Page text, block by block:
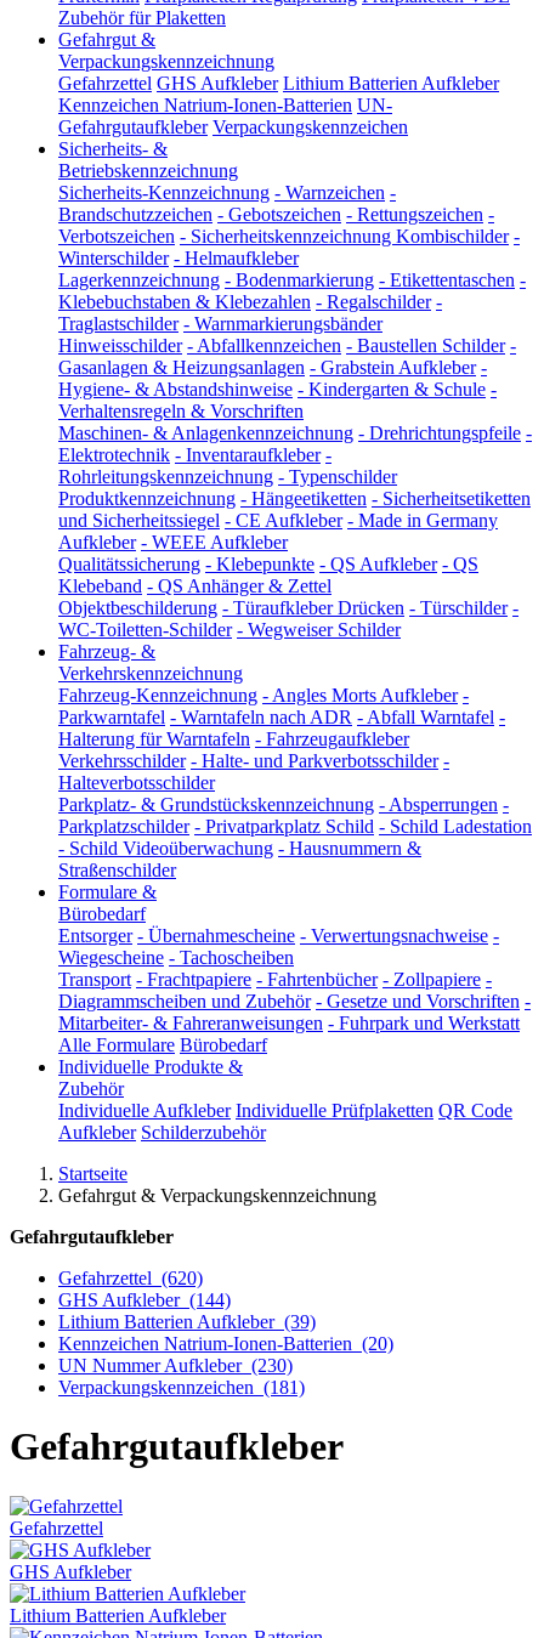
Zubehör für Plaketten
Gefahrgut &
Verpackungskennzeichnung
Gefahrzettel GHS Aufkleber Lithium Batterien Aufkleber
Kennzeichen Natrium-Ionen-Batterien UN-
Gefahrgutaufkleber Verpackungskennzeichen
Sicherheits- &
Betriebskennzeichnung
Sicherheits-Kennzeichnung - Warnzeichen -
Brandschutzzeichen - Gebotszeichen - Rettungszeichen -
Verbotszeichen - Sicherheitskennzeichnung Kombischilder -
Winterschilder - Helmaufkleber
Lagerkennzeichnung - Bodenmarkierung - Etikettentaschen -
Klebebuchstaben & Klebezahlen - Regalschilder -
Traglastschilder - Warnmarkierungsbänder
Hinweisschilder - Abfallkennzeichen - Baustellen Schilder -
Gasanlagen & Heizungsanlagen - Grabstein Aufkleber -
Hygiene- & Abstandshinweise - Kindergarten & Schule -
Verhaltensregeln & Vorschriften
Maschinen- & Anlagenkennzeichnung - Drehrichtungspfeile -
Elektrotechnik - Inventaraufkleber -
Rohrleitungskennzeichnung - Typenschilder
Produktkennzeichnung - Hängeetiketten - Sicherheitsetiketten
und Sicherheitssiegel - CE Aufkleber - Made in Germany
Aufkleber - WEEE Aufkleber
Qualitätssicherung - Klebepunkte - QS Aufkleber - QS
Klebeband - QS Anhänger & Zettel
Objektbeschilderung - Türaufkleber Drücken - Türschilder -
WC-Toiletten-Schilder - Wegweiser Schilder
Fahrzeug- &
Verkehrskennzeichnung
Fahrzeug-Kennzeichnung - Angles Morts Aufkleber -
Parkwarntafel - Warntafeln nach ADR - Abfall Warntafel -
Halterung für Warntafeln - Fahrzeugaufkleber
Verkehrsschilder - Halte- und Parkverbotsschilder -
Halteverbotsschilder
Parkplatz- & Grundstückskennzeichnung - Absperrungen -
Parkplatzschilder - Privatparkplatz Schild - Schild Ladestation
- Schild Videoüberwachung - Hausnummern &
Straßenschilder
Formulare &
Bürobedarf
Entsorger - Übernahmescheine - Verwertungsnachweise -
Wiegescheine - Tachoscheiben
Transport - Frachtpapiere - Fahrtenbücher - Zollpapiere -
Diagrammscheiben und Zubehör - Gesetze und Vorschriften -
Mitarbeiter- & Fahreranweisungen - Fuhrpark und Werkstatt
Alle Formulare Bürobedarf
Individuelle Produkte &
Zubehör
Individuelle Aufkleber Individuelle Prüfplaketten QR Code
Aufkleber Schilderzubehör
Startseite
Gefahrgut & Verpackungskennzeichnung
Gefahrgutaufkleber
Gefahrzettel (620)
GHS Aufkleber (144)
Lithium Batterien Aufkleber (39)
Kennzeichen Natrium-Ionen-Batterien (20)
UN Nummer Aufkleber (230)
Verpackungskennzeichen (181)
Gefahrgutaufkleber
Gefahrzettel
GHS Aufkleber
Lithium Batterien Aufkleber